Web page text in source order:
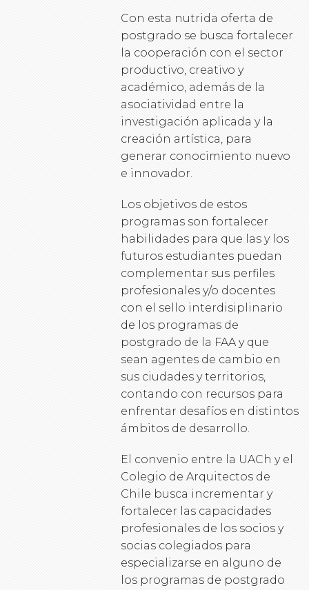
Con esta nutrida oferta de
postgrado se busca fortalecer
la cooperación con el sector
productivo, creativo y
académico, además de la
asociatividad entre la
investigación aplicada y la
creación artística, para
generar conocimiento nuevo
e innovador.
Los objetivos de estos
programas son fortalecer
habilidades para que las y los
futuros estudiantes puedan
complementar sus perfiles
profesionales y/o docentes
con el sello interdisiplinario
de los programas de
postgrado de la FAA y que
sean agentes de cambio en
sus ciudades y territorios,
contando con recursos para
enfrentar desafíos en distintos
ámbitos de desarrollo.
El convenio entre la UACh y el
Colegio de Arquitectos de
Chile busca incrementar y
fortalecer las capacidades
profesionales de los socios y
socias colegiados para
especializarse en alguno de
los programas de postgrado